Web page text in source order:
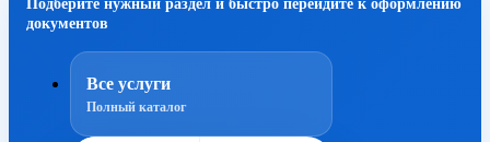
Подберите нужный раздел и быстро перейдите к оформлению
документов
Все услуги
Полный каталог